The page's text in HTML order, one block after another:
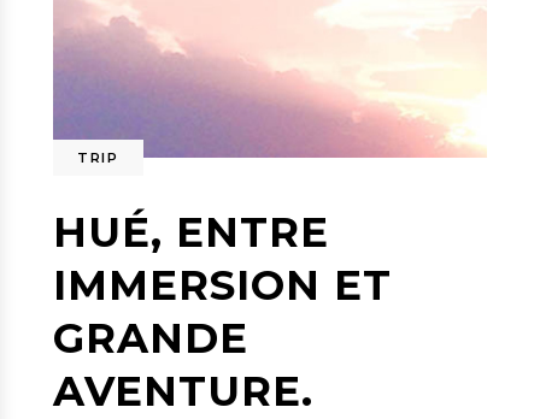
TRIP
HUÉ, ENTRE
IMMERSION ET
GRANDE
AVENTURE.